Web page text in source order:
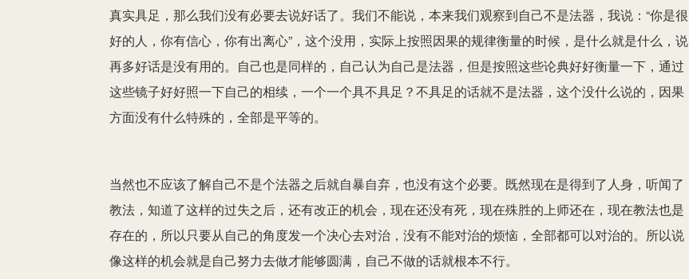
真实具足，那么我们没有必要去说好话了。我们不能说，本来我们观察到自己不是法器，我说：“你是很
好的人，你有信心，你有出离心”，这个没用，实际上按照因果的规律衡量的时候，是什么就是什么，说
再多好话是没有用的。自己也是同样的，自己认为自己是法器，但是按照这些论典好好衡量一下，通过
这些镜子好好照一下自己的相续，一个一个具不具足？不具足的话就不是法器，这个没什么说的，因果
方面没有什么特殊的，全部是平等的。
当然也不应该了解自己不是个法器之后就自暴自弃，也没有这个必要。既然现在是得到了人身，听闻了
教法，知道了这样的过失之后，还有改正的机会，现在还没有死，现在殊胜的上师还在，现在教法也是
存在的，所以只要从自己的角度发一个决心去对治，没有不能对治的烦恼，全部都可以对治的。所以说
像这样的机会就是自己努力去做才能够圆满，自己不做的话就根本不行。